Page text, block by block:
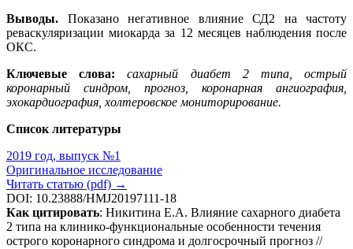
Выводы. Показано негативное влияние СД2 на частоту
реваскуляризации миокарда за 12 месяцев наблюдения после
ОКС.
Ключевые слова:
сахарный диабет 2 типа, острый
коронарный синдром, прогноз, коронарная ангиография,
эхокардиография, холтеровское мониторирование.
Список литературы
2019 год, выпуск №1
Оригинальное исследование
Читать статью (pdf) →
DOI: 10.23888/HMJ20197111-18
Как цитировать: Никитина Е.А. Влияние сахарного диабета
2 типа на клинико-функциональные особенности течения
острого коронарного синдрома и долгосрочный прогноз //